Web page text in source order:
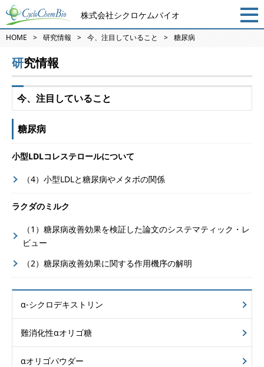
株式会社シクロケムバイオ
HOME 研究情報 今、注目していること 糖尿病
研究情報
今、注目していること
糖尿病
小型LDLコレステロールについて
（4）小型LDLと糖尿病やメタボの関係
ラクダのミルク
（1）糖尿病改善効果を検証した論文のシステマティック・レ
ビュー
（2）糖尿病改善効果に関する作用機序の解明
α-シクロデキストリン
難消化性αオリゴ糖
αオリゴパウダー